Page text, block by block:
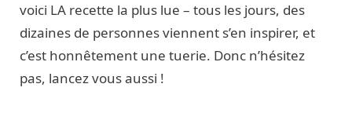
voici LA recette la plus lue – tous les jours, des
dizaines de personnes viennent s’en inspirer, et
c’est honnêtement une tuerie. Donc n’hésitez
pas, lancez vous aussi !